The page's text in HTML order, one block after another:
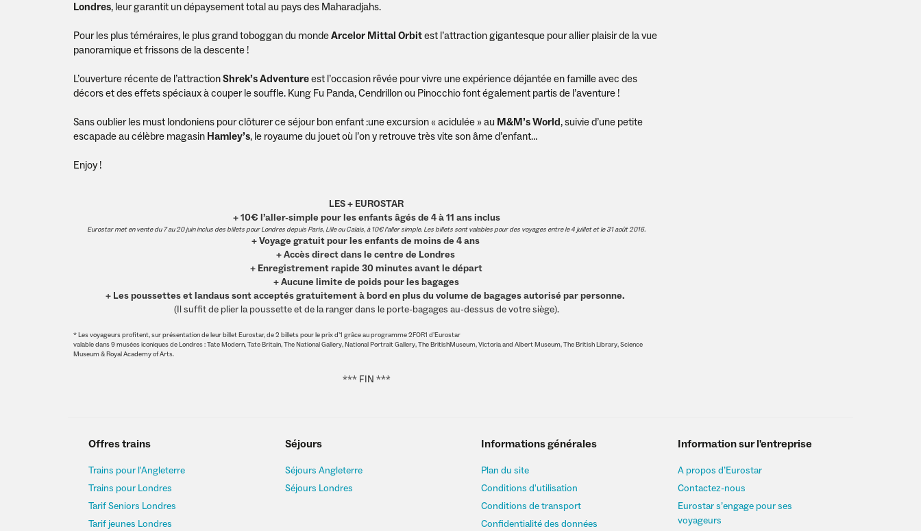
Londres, leur garantit un dépaysement total au pays des Maharadjahs.
Pour les plus téméraires, le plus grand toboggan du mondeArcelor Mittal Orbitest l’attraction gigantesque pour allier plaisir de la vue
panoramique et frissons de la descente !
L’ouverture récente de l’attractionShrek’s Adventureest l’occasion rêvée pour vivre une expérience déjantée en famille avec des
décors et des effets spéciaux à couper le souffle. Kung Fu Panda, Cendrillon ou Pinocchio font également partis de l’aventure !
Sans oublier les must londoniens pour clôturer ce séjour bon enfant :une excursion « acidulée » au M&M’s World, suivie d’une petite
escapade au célèbre magasin Hamley’s, le royaume du jouet où l’on y retrouve très vite son âme d’enfant…
Enjoy !
LES + EUROSTAR
+ 10€ l’aller-simple pour les enfants âgés de 4 à 11 ans inclus
Eurostar met en vente du 7 au 20 juin inclus des billets pour Londres depuis Paris, Lille ou Calais, à 10€ l’aller simple. Les billets sont valables pour des voyages entre le 4 juillet et le 31 août 2016.
+ Voyage gratuit pour les enfants de moins de 4 ans
+ Accès direct dans le centre de Londres
+ Enregistrement rapide 30 minutes avant le départ
+ Aucune limite de poids pour les bagages
+ Les poussettes et landaus sont acceptés gratuitement à bord en plus du volume de bagages autorisé par personne.
(Il suffit de plier la poussette et de la ranger dans le porte-bagages au-dessus de votre siège).
* Les voyageurs profitent, sur présentation de leur billet Eurostar, de 2 billets pour le prix d’1 grâce au programme 2FOR1 d’Eurostar
valable dans 9 musées iconiques de Londres : Tate Modern, Tate Britain, The National Gallery, National Portrait Gallery, The BritishMuseum, Victoria and Albert Museum, The British Library, Science
Museum & Royal Academy of Arts.
*** FIN ***
Offres trains
Trains pour l'Angleterre
Trains pour Londres
Tarif Seniors Londres
Tarif jeunes Londres
Séjours
Séjours Angleterre
Séjours Londres
Informations générales
Plan du site
Conditions d'utilisation
Conditions de transport
Confidentialité des données
Information sur l'entreprise
A propos d’Eurostar
Contactez-nous
Eurostar s’engage pour ses
voyageurs